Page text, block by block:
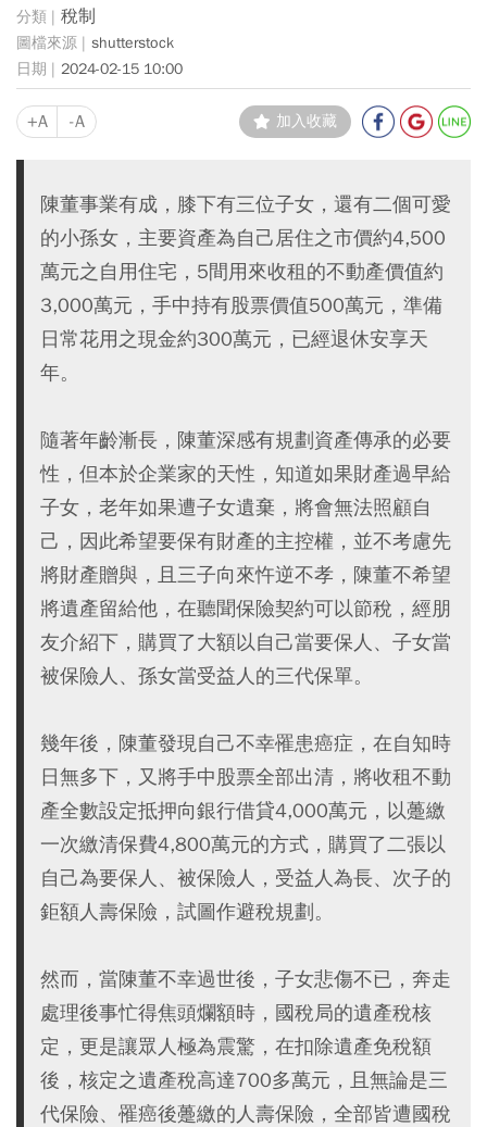
稅制
shutterstock
2024-02-15 10:00
+A -A 加入收藏
陳董事業有成，膝下有三位子女，還有二個可愛
的小孫女，主要資產為自己居住之市價約4,500
萬元之自用住宅，5間用來收租的不動產價值約
3,000萬元，手中持有股票價值500萬元，準備
日常花用之現金約300萬元，已經退休安享天
年。
隨著年齡漸長，陳董深感有規劃資產傳承的必要
性，但本於企業家的天性，知道如果財產過早給
子女，老年如果遭子女遺棄，將會無法照顧自
己，因此希望要保有財產的主控權，並不考慮先
將財產贈與，且三子向來忤逆不孝，陳董不希望
將遺產留給他，在聽聞保險契約可以節稅，經朋
友介紹下，購買了大額以自己當要保人、子女當
被保險人、孫女當受益人的三代保單。
幾年後，陳董發現自己不幸罹患癌症，在自知時
日無多下，又將手中股票全部出清，將收租不動
產全數設定抵押向銀行借貸4,000萬元，以躉繳
一次繳清保費4,800萬元的方式，購買了二張以
自己為要保人、被保險人，受益人為長、次子的
鉅額人壽保險，試圖作避稅規劃。
然而，當陳董不幸過世後，子女悲傷不已，奔走
處理後事忙得焦頭爛額時，國稅局的遺產稅核
定，更是讓眾人極為震驚，在扣除遺產免稅額
後，核定之遺產稅高達700多萬元，且無論是三
代保險、罹癌後躉繳的人壽保險，全部皆遭國稅